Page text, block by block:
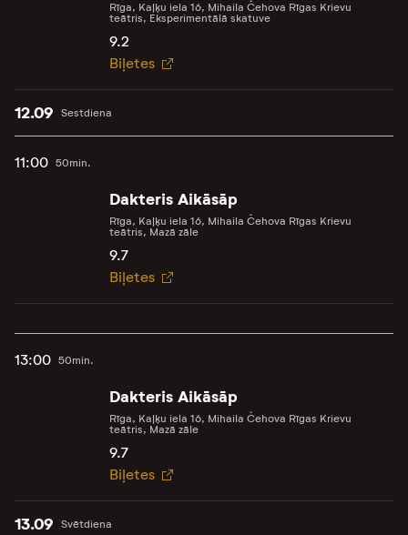
Rīga, Kaļķu iela 16, Mihaila Čehova Rīgas Krievu
teātris, Eksperimentālā skatuve
9.2
Biļetes
Sestdiena
12.09
11:00 50min.
Dakteris Aikāsāp
Rīga, Kaļķu iela 16, Mihaila Čehova Rīgas Krievu
teātris, Mazā zāle
9.7
Biļetes
13:00 50min.
Dakteris Aikāsāp
Rīga, Kaļķu iela 16, Mihaila Čehova Rīgas Krievu
teātris, Mazā zāle
9.7
Biļetes
Svētdiena
13.09